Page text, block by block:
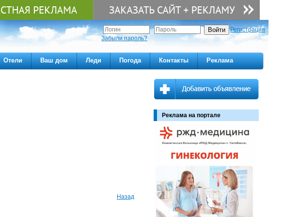
Регистрация
Забыли пароль?
Отели Ваш дом Леди Погода Контакты Реклама
Назад
Реклама на портале